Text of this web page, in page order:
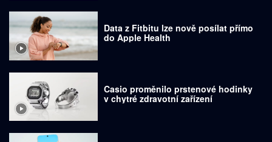
Data z Fitbitu lze nově posílat přímo
do Apple Health
Casio proměnilo prstenové hodinky
v chytré zdravotní zařízení